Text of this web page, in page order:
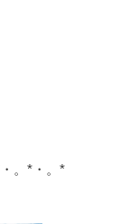
。*・。*